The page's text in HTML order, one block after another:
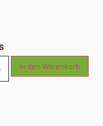
In den Warenkorb